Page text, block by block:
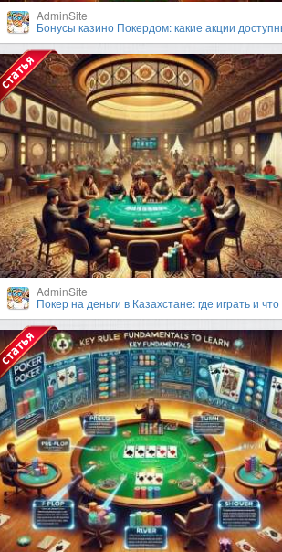
AdminSite
Бонусы казино Покердом: какие акции
AdminSite
Покер на деньги в Казахстане: где играть и